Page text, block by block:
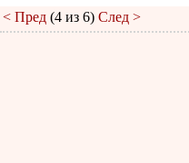
< Пред (4 из 6) След >